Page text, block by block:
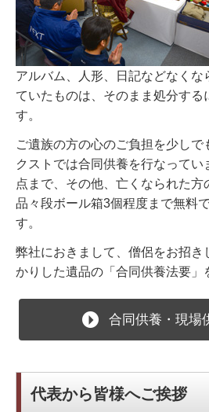
アルバム、人形、日記などなくな
ていたものは、そのまま処分する
す。
ご遺族の方の心のご負担を少しで
クストでは合同供養を行なって
点まで、その他、亡くなられた方
品々段ボール箱3個程度まで無料
す。
弊社におきまして、僧侶をお招き
かりした遺品の「合同供養法要」
合同供養・現場
代表から皆様へご挨拶